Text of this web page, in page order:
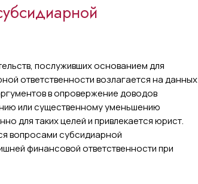
послуживших основанием для
ответственности возлагается на данных
в опровержение доводов
или существенному уменьшению
для таких целей и привлекается юрист.
вопросами субсидиарной
финансовой ответственности при